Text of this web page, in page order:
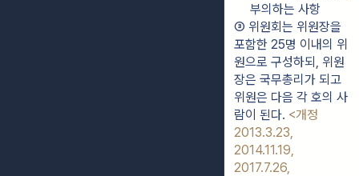
부의하는 사항
③ 위원회는 위원장을
포함한 25명 이내의 위
원으로 구성하되, 위원
장은 국무총리가 되고
위원은 다음 각 호의 사
람이 된다. <개정
2013.3.23,
2014.11.19,
2017.7.26,